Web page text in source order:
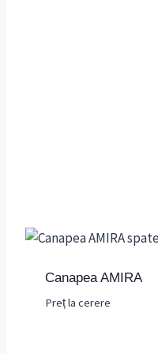
Canapea AMIRA
Preț la cerere